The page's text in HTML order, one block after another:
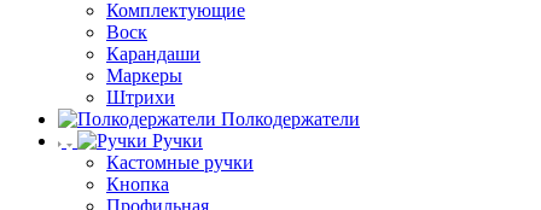
Комплектующие
Воск
Карандаши
Маркеры
Штрихи
Полкодержатели
Ручки
Кастомные ручки
Кнопка
Профильная